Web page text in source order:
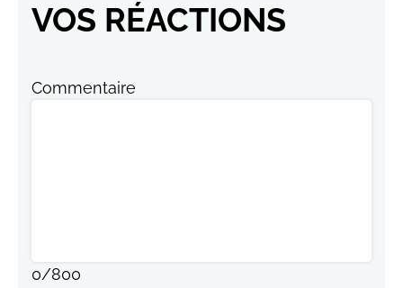
VOS RÉACTIONS
Commentaire
0/800